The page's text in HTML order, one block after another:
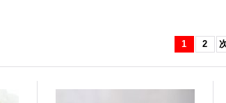
1 2